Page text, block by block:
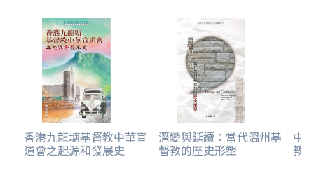
從文革時期的中國／經濟改革釋放的能量／從「反精神污
染」到「六四」事件／天安門事件之後
附錄：友誼——城市生活遺失的藝術
第十八章：大國崛起與文化興衰
天主教文化的葡萄牙和西班牙／基督教文化的荷蘭和英國／
啟諛思潮與法國大革命／軸心德國和軍國日本的民族主義／
構成世界二極格局的蘇
俄與美國／崛起的中國還缺什麼？
附錄：巴特對英國教會的提醒
香港九龍塘基督教中華宣
道會之起源和發展史
潛變與延續：當代溫州基
督教的歷史形塑
中
教